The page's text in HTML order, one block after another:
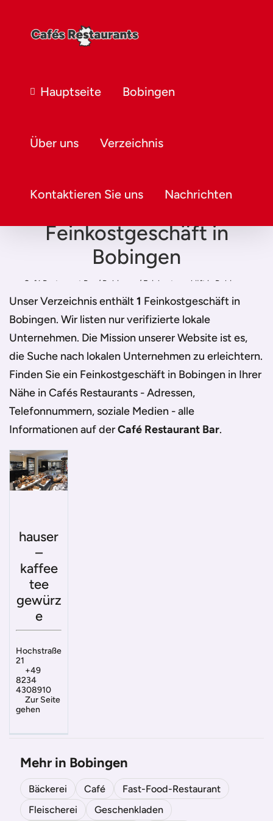
Hauptseite Bobingen
Über uns Verzeichnis
Kontaktieren Sie uns Nachrichten
Feinkostgeschäft in
Bobingen
Café Restaurant Bar / Bobingen / Feinkostgeschäft in Bobingen
Unser Verzeichnis enthält1 Feinkostgeschäft in
Bobingen. Wir listen nur verifizierte lokale
Unternehmen. Die Mission unserer Website ist es,
die Suche nach lokalen Unternehmen zu erleichtern.
Finden Sie ein Feinkostgeschäft in Bobingen in Ihrer
Nähe in Cafés Restaurants - Adressen,
Telefonnummern, soziale Medien - alle
Informationen auf derCafé Restaurant Bar.
hauser
–
kaffee
tee
gewürz
e
Hochstraße
21
+49
8234
4308910
Zur Seite
gehen
Mehr in Bobingen
Bäckerei Café
Fast-Food-Restaurant
Fleischerei
Geschenkladen